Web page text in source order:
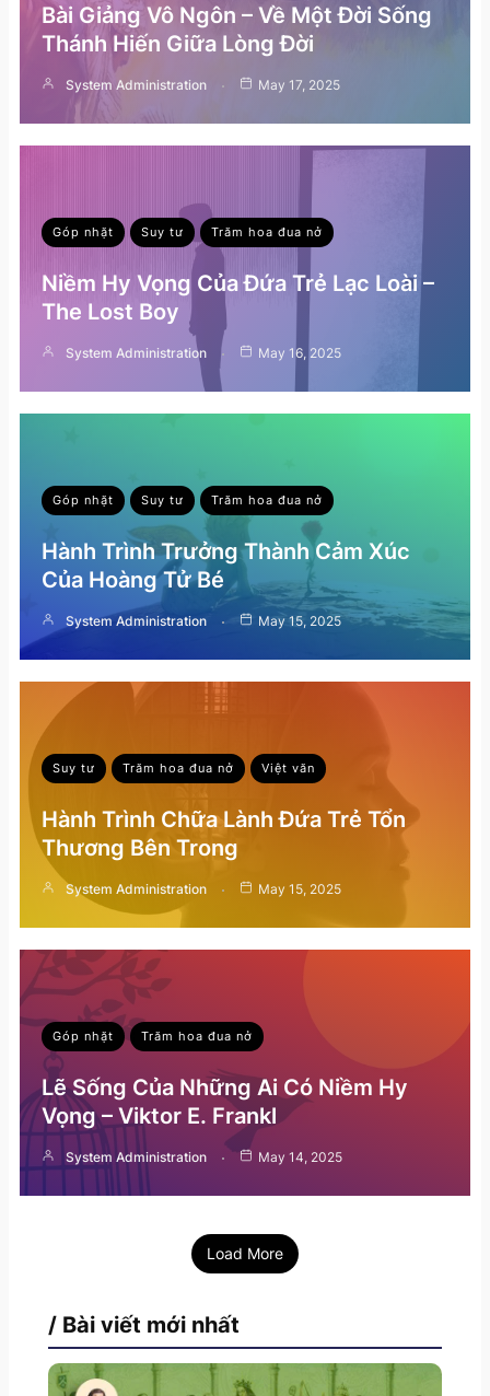
Bài Giảng Vô Ngôn – Về Một Đời Sống
Thánh Hiến Giữa Lòng Đời
System Administration May 17, 2025
Góp nhặt Suy tư Trăm hoa đua nở
Niềm Hy Vọng Của Đứa Trẻ Lạc Loài –
The Lost Boy
System Administration May 16, 2025
Góp nhặt Suy tư Trăm hoa đua nở
Hành Trình Trưởng Thành Cảm Xúc
Của Hoàng Tử Bé
System Administration May 15, 2025
Suy tư Trăm hoa đua nở Việt văn
Hành Trình Chữa Lành Đứa Trẻ Tổn
Thương Bên Trong
System Administration May 15, 2025
Góp nhặt Trăm hoa đua nở
Lẽ Sống Của Những Ai Có Niềm Hy
Vọng – Viktor E. Frankl
System Administration May 14, 2025
Load More
/ Bài viết mới nhất